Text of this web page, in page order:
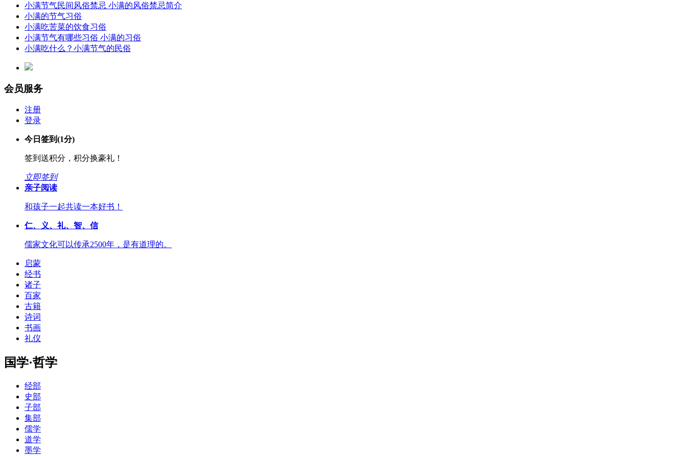
小满节气民间风俗禁忌 小满的风俗禁忌简介
小满的节气习俗
小满吃苦菜的饮食习俗
小满节气有哪些习俗 小满的习俗
小满吃什么？小满节气的民俗
会员服务
注册
登录
今日签到(1分)
签到送积分，积分换豪礼！
立即签到
亲子阅读
和孩子一起共读一本好书！
仁、义、礼、智、信
儒家文化可以传承2500年，是有道理的。
启蒙
经书
诸子
百家
古籍
诗词
书画
礼仪
国学·哲学
经部
史部
子部
集部
儒学
道学
墨学